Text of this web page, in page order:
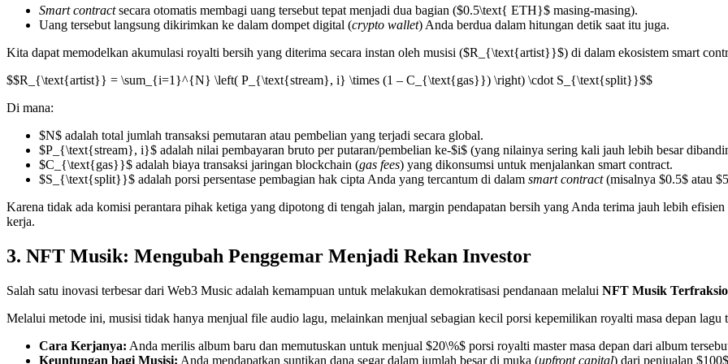
Smart contractsecara otomatis membagi uang tersebut tepat menjadi dua bagian ($0.5\text{ ETH}$ masing-masing).
Uang tersebut langsung dikirimkan ke dalam dompet digital (crypto wallet) Anda berdua dalam hitungan detik saat itu juga.
Kita dapat memodelkan akumulasi royalti bersih yang diterima secara instan oleh musisi ($R_{\text{artist}}$) di dalam ekosistem smart
$$R_{\text{artist}} = \sum_{i=1}^{N} \left( P_{\text{stream}, i} \times (1 – C_{\text{gas}}) \right) \cdot S_{\text{split}}$$
Di mana:
$N$ adalah total jumlah transaksi pemutaran atau pembelian yang terjadi secara global.
$P_{\text{stream}, i}$ adalah nilai pembayaran bruto per putaran/pembelian ke-$i$ (yang nilainya sering kali jauh lebih besar
$C_{\text{gas}}$ adalah biaya transaksi jaringan blockchain (gas fees) yang dikonsumsi untuk menjalankan smart contract.
$S_{\text{split}}$ adalah porsi persentase pembagian hak cipta Anda yang tercantum di dalam smart contract(misalnya $0.5$ atau
Karena tidak ada komisi perantara pihak ketiga yang dipotong di tengah jalan, margin pendapatan bersih yang Anda terima jauh lebih
kerja.
3. NFT Musik: Mengubah Penggemar Menjadi Rekan Investor
Salah satu inovasi terbesar dari Web3 Music adalah kemampuan untuk melakukan demokratisasi pendanaan melalui NFT Musik
Melalui metode ini, musisi tidak hanya menjual file audio lagu, melainkan menjual sebagian kecil porsi kepemilikan royalti masa depan lagu
Cara Kerjanya: Anda merilis album baru dan memutuskan untuk menjual $20\%$ porsi royalti master masa depan dari album
Keuntungan bagi Musisi: Anda mendapatkan suntikan dana segar dalam jumlah besar di muka (upfront capital) dari penjualan